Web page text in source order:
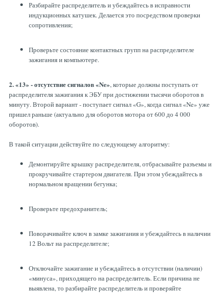
Разбирайте распределитель и убеждайтесь в исправности
индукционных катушек. Делается это посредством проверки
сопротивления;
Проверьте состояние контактных групп на распределителе
зажигания и компьютере.
2. «13» - отсутствие сигналов «Ne», которые должны поступать от
распределителя зажигания к ЭБУ при достижении тысячи оборотов в
минуту. Второй вариант - поступает сигнал «G», когда сигнал «Ne» уже
пришел раньше (актуально для оборотов мотора от 600 до 4 000
оборотов).
В такой ситуации действуйте по следующему алгоритму:
Демонтируйте крышку распределителя, отбрасывайте разъемы и
прокручивайте стартером двигателя. При этом убеждайтесь в
нормальном вращении бегунка;
Проверьте предохранитель;
Поворачивайте ключ в замке зажигания и убеждайтесь в наличии
12 Вольт на распределителе;
Отключайте зажигание и убеждайтесь в отсутствии (наличии)
«минуса», приходящего на распределитель. Если причина не
выявлена, то разбирайте распределитель и проверяйте